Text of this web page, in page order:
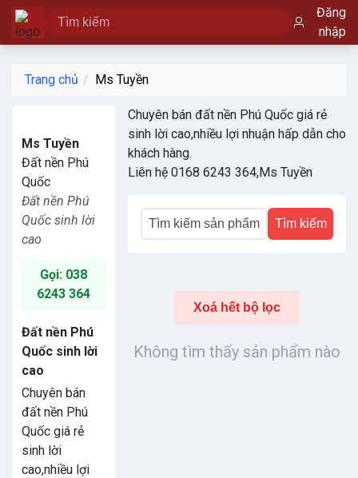
Đăng
nhập
Trang chủ Ms Tuyền
Ms Tuyền
Đất nền Phú
Quốc
Đất nền Phú
Quốc sinh lời
cao
Gọi: 038
6243 364
Đất nền Phú
Quốc sinh lời
cao
Chuyên bán
đất nền Phú
Quốc giá rẻ
sinh lời
cao,nhiều lợi
Chuyên bán đất nền Phú Quốc giá rẻ
sinh lời cao,nhiều lợi nhuận hấp dẫn cho
khách hàng.
Liên hệ 0168 6243 364,Ms Tuyền
Tìm kiếm
Xoá hết bộ lọc
Không tìm thấy sản phẩm nào